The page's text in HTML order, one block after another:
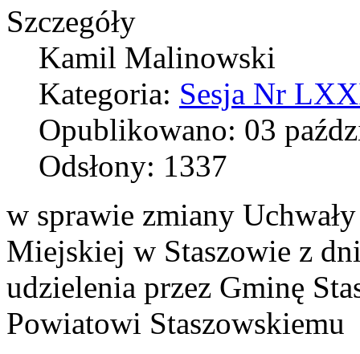
Szczegóły
Kamil Malinowski
Kategoria: Sesja Nr
Opublikowano: 03
Odsłony: 1337
w sprawie zmiany
Miejskiej w Staszowie z
udzielenia przez Gminę
Powiatowi Staszowskiemu